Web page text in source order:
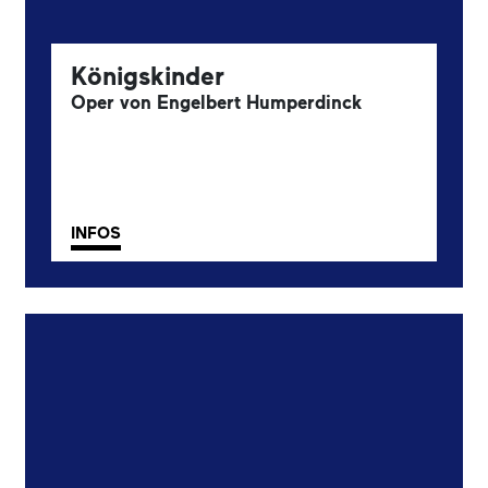
Königskinder
Oper von Engelbert Humperdinck
INFOS